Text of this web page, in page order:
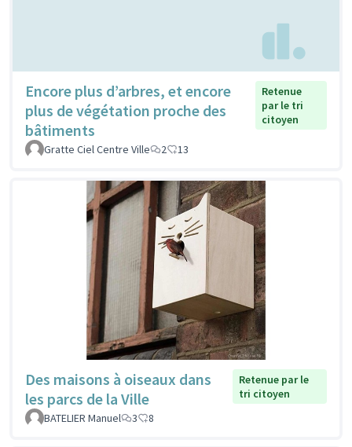
Encore plus d’arbres, et encore
plus de végétation proche des
bâtiments
Retenue
par le tri
citoyen
Gratte Ciel Centre Ville 2 13
Des maisons à oiseaux dans
les parcs de la Ville
Retenue par le
tri citoyen
BATELIER Manuel
3 8